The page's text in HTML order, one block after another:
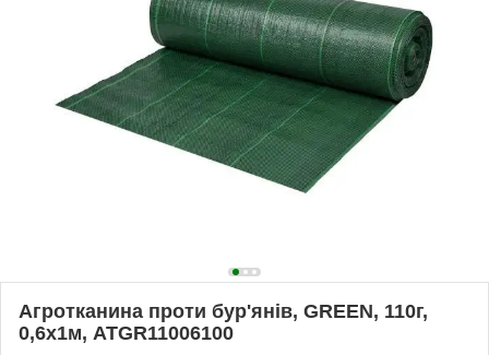
Агротканина проти бур'янів, GREEN, 110г,
0,6х1м, ATGR11006100